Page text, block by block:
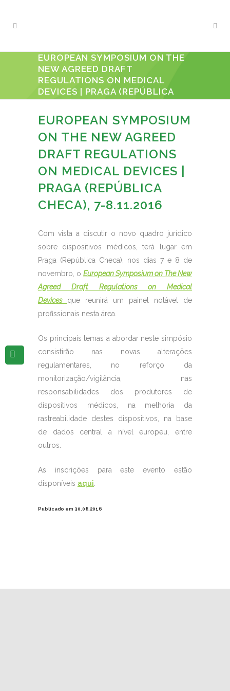
EUROPEAN SYMPOSIUM ON THE
NEW AGREED DRAFT
REGULATIONS ON MEDICAL
DEVICES | PRAGA (REPÚBLICA
EUROPEAN SYMPOSIUM
ON THE NEW AGREED
DRAFT REGULATIONS
ON MEDICAL DEVICES |
PRAGA (REPÚBLICA
CHECA), 7-8.11.2016
Com vista a discutir o novo quadro jurídico
sobre dispositivos médicos, terá lugar em
Praga (República Checa), nos dias 7 e 8 de
novembro, o European Symposium on The New
Agreed Draft Regulations on Medical
Devices
que reunirá um painel notável de
profissionais nesta área.
Os principais temas a abordar neste simpósio
consistirão nas novas alterações
regulamentares, no reforço da
monitorização/vigilância, nas
responsabilidades dos produtores de
dispositivos médicos, na melhoria da
rastreabilidade destes dispositivos, na base
de dados central a nível europeu, entre
outros.
As inscrições para este evento estão
disponíveis aqui
Publicado em 30.08.2016